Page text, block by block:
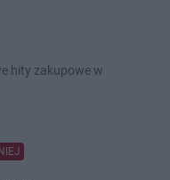
hity zakupowe w